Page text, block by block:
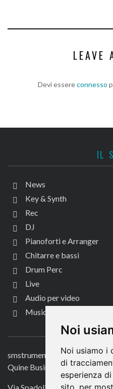
Noi
Noi usiamo i
di
esperienza
sito, per
LEAVE
Devi essereconnesso
IL
News
Key & Synth
Rec
DJ
Pianoforti e Arranger
Chitarre e bassi
Drum Perc
Live
Audio per video
Music Life
smstrumentimusicali.it
Quine Business Publisher
Via Spadolini 7